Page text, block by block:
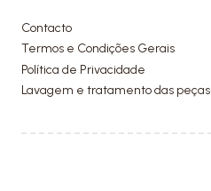
Contacto
Termos e Condições Gerais
Política de Privacidade
Lavagem e tratamento das peças